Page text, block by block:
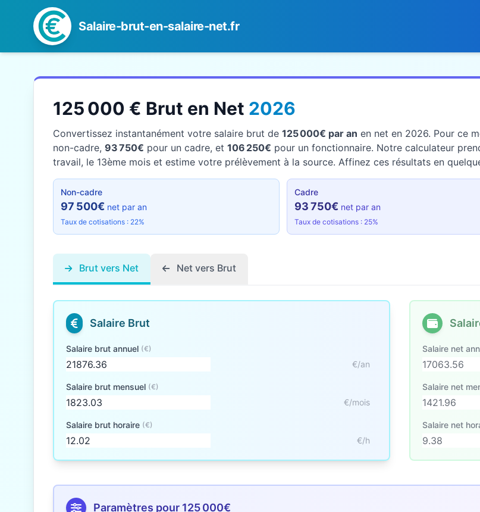
Salaire-brut-en-salaire-net.fr
125 000 € Brut en Net 2026
Convertissez instantanément votre salaire brut de 125 000€ par an en net en 2026. Pour ce
non-cadre, 93 750€ pour un cadre, et 106 250€ pour un fonctionnaire. Notre calculateur
travail, le 13ème mois et estime votre prélèvement à la source. Affinez ces résultats en
Non-cadre
97 500€ net par an
Taux de cotisations : 22%
Cadre
93 750€ net par an
Taux de cotisations : 25%
Brut vers Net Net vers Brut
Salaire Brut
Salaire brut annuel (€)
€/an
Salaire brut mensuel (€)
€/mois
Salaire brut horaire (€)
€/h
Salaire net
Salaire net
Salaire net
Paramètres pour 125 000€